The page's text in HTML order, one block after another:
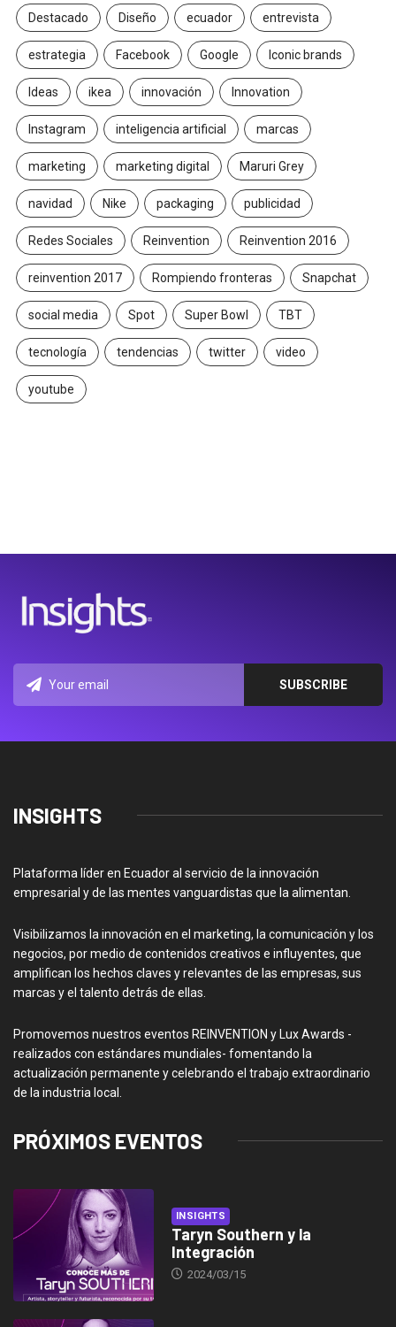
Destacado Diseño ecuador entrevista
estrategia Facebook Google Iconic brands
Ideas ikea innovación Innovation
Instagram inteligencia artificial marcas
marketing marketing digital Maruri Grey
navidad Nike packaging publicidad
Redes Sociales Reinvention Reinvention 2016
reinvention 2017 Rompiendo fronteras Snapchat
social media Spot Super Bowl TBT
tecnología tendencias twitter video
youtube
INSIGHTS
Plataforma líder en Ecuador al servicio de la innovación
empresarial y de las mentes vanguardistas que la alimentan.
Visibilizamos la innovación en el marketing, la comunicación y los
negocios, por medio de contenidos creativos e influyentes, que
amplifican los hechos claves y relevantes de las empresas, sus
marcas y el talento detrás de ellas.
Promovemos nuestros eventos REINVENTION y Lux Awards -
realizados con estándares mundiales- fomentando la
actualización permanente y celebrando el trabajo extraordinario
de la industria local.
PRÓXIMOS EVENTOS
INSIGHTS
Taryn Southern y la
Integración
2024/03/15